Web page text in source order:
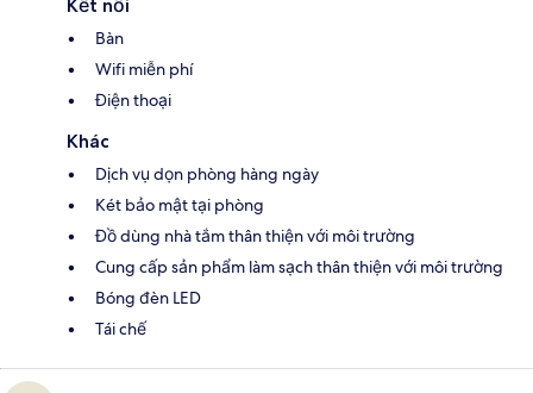
Kết nối
Bàn
Wifi miễn phí
Điện thoại
Khác
Dịch vụ dọn phòng hàng ngày
Két bảo mật tại phòng
Đồ dùng nhà tắm thân thiện với môi trường
Cung cấp sản phẩm làm sạch thân thiện với môi trường
Bóng đèn LED
Tái chế